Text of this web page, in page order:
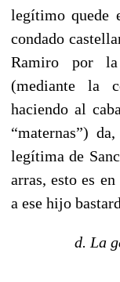
legítimo quede
condado
Ramiro por
(mediante la
haciendo al
“maternas”)
legítima de
arras, esto es
a ese hijo
d. La